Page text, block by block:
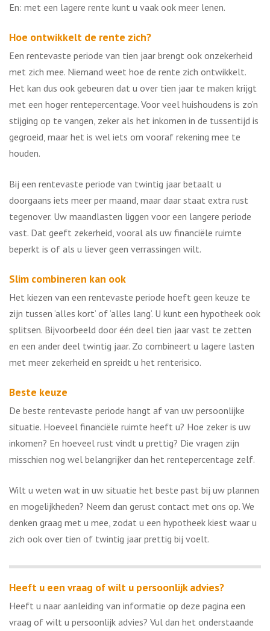
En: met een lagere rente kunt u vaak ook meer lenen.
Hoe ontwikkelt de rente zich?
Een rentevaste periode van tien jaar brengt ook onzekerheid
met zich mee. Niemand weet hoe de rente zich ontwikkelt.
Het kan dus ook gebeuren dat u over tien jaar te maken krijgt
met een hoger rentepercentage. Voor veel huishoudens is zo’n
stijging op te vangen, zeker als het inkomen in de tussentijd is
gegroeid, maar het is wel iets om vooraf rekening mee te
houden.
Bij een rentevaste periode van twintig jaar betaalt u
doorgaans iets meer per maand, maar daar staat extra rust
tegenover. Uw maandlasten liggen voor een langere periode
vast. Dat geeft zekerheid, vooral als uw financiële ruimte
beperkt is of als u liever geen verrassingen wilt.
Slim combineren kan ook
Het kiezen van een rentevaste periode hoeft geen keuze te
zijn tussen ‘alles kort’ of ‘alles lang’. U kunt een hypotheek ook
splitsen. Bijvoorbeeld door één deel tien jaar vast te zetten
en een ander deel twintig jaar. Zo combineert u lagere lasten
met meer zekerheid en spreidt u het renterisico.
Beste keuze
De beste rentevaste periode hangt af van uw persoonlijke
situatie. Hoeveel financiële ruimte heeft u? Hoe zeker is uw
inkomen? En hoeveel rust vindt u prettig? Die vragen zijn
misschien nog wel belangrijker dan het rentepercentage zelf.
Wilt u weten wat in uw situatie het beste past bij uw plannen
en mogelijkheden? Neem dan gerust contact met ons op. We
denken graag met u mee, zodat u een hypotheek kiest waar u
zich ook over tien of twintig jaar prettig bij voelt.
Heeft u een vraag of wilt u persoonlijk advies?
Heeft u naar aanleiding van informatie op deze pagina een
vraag of wilt u persoonlijk advies? Vul dan het onderstaande